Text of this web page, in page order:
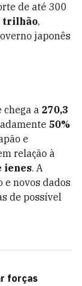
de até 300
trilhão,
japonês
chega a 270,3
50%
e
relação à
ienes. A
e novos dados
de possível
forças